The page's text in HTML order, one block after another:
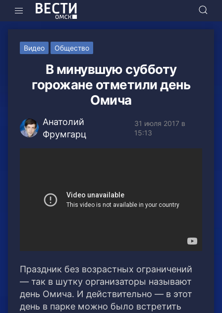
Видео Общество
В минувшую субботу
горожане отметили день
Омича
Анатолий
Фрумгарц
31 июля 2017 в
15:13
Праздник без возрастных ограничений
— так в шутку организаторы называют
день Омича. И действительно — в этот
день в парке можно было встретить